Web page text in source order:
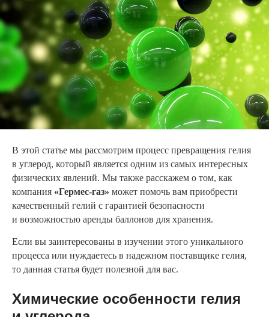
В этой статье мы рассмотрим процесс превращения гелия
в углерод, который является одним из самых интересных
физических явлений. Мы также расскажем о том, как
компания «Гермес-газ» может помочь вам приобрести
качественный гелий с гарантией безопасности
и возможностью аренды баллонов для хранения.
Если вы заинтересованы в изучении этого уникального
процесса или нуждаетесь в надежном поставщике гелия,
то данная статья будет полезной для вас.
Химические особенности гелия